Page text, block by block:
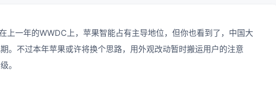
一年的WWDC上，苹果智能占有主导地位，但你也看到了，中国大
。不过本年苹果或许将换个思路，用外观改动暂时搬运用户的注意
。